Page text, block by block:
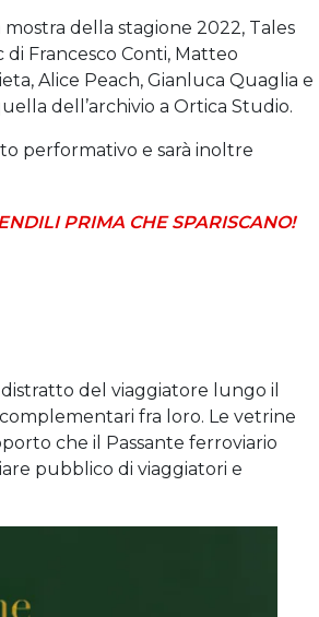
della stagione 2022, Tales
Francesco Conti, Matteo
Alice Peach, Gianluca Quaglia e
dell’archivio a Ortica Studio.
performativo e sarà inoltre
PRIMA CHE SPARISCANO!
del viaggiatore lungo il
fra loro. Le vetrine
che il Passante ferroviario
pubblico di viaggiatori e